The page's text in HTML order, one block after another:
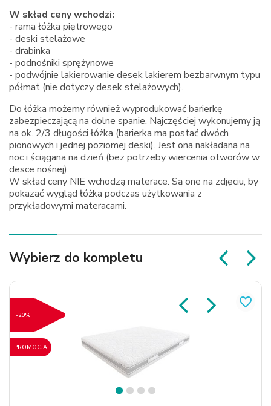
W skład ceny wchodzi:
- rama łóżka piętrowego
- deski stelażowe
- drabinka
- podnośniki sprężynowe
- podwójnie lakierowanie desek lakierem bezbarwnym typu
półmat (nie dotyczy desek stelażowych).
Do łóżka możemy również wyprodukować barierkę
zabezpieczającą na dolne spanie. Najczęściej wykonujemy ją
na ok. 2/3 długości łóżka (barierka ma postać dwóch
pionowych i jednej poziomej deski). Jest ona nakładana na
noc i ściągana na dzień (bez potrzeby wiercenia otworów w
desce nośnej).
W skład ceny NIE wchodzą materace. Są one na zdjęciu, by
pokazać wygląd łóżka podczas użytkowania z
przykładowymi materacami.
Wybierz do kompletu
PROMOCJA
-20%
favorite_border